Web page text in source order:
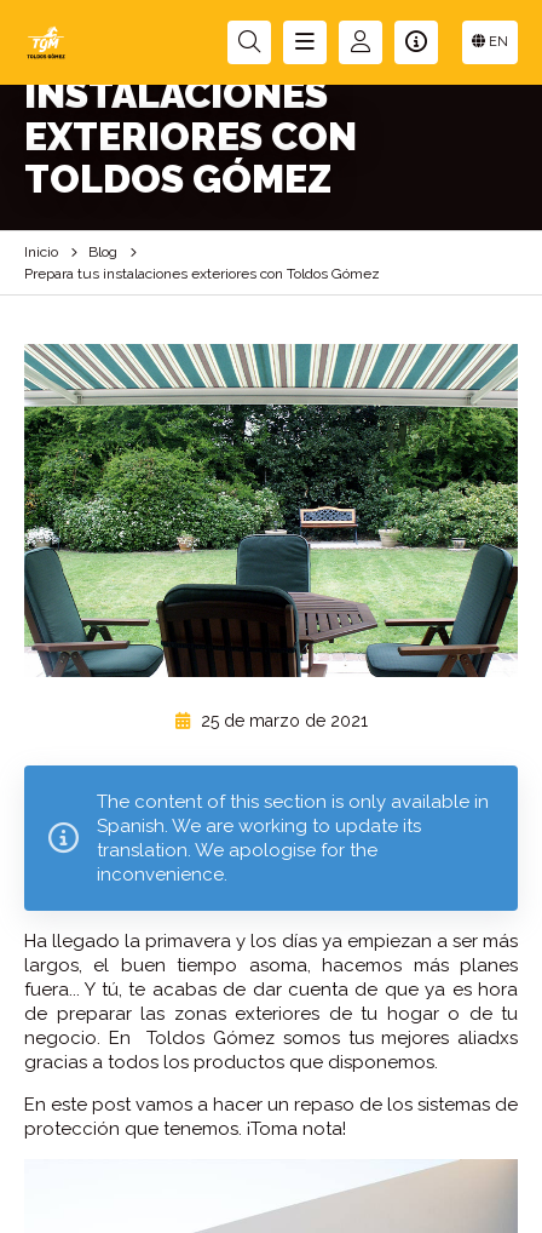
EN
PREPARA TUS
INSTALACIONES
EXTERIORES CON
TOLDOS GÓMEZ
Inicio
Blog
Prepara tus instalaciones exteriores con Toldos Gómez
25 de marzo de 2021
The content of this section is only available in
Spanish. We are working to update its
translation. We apologise for the
inconvenience.
Ha llegado la primavera y los días ya empiezan a ser más
largos, el buen tiempo asoma, hacemos más planes
fuera... Y tú, te acabas de dar cuenta de que ya es hora
de preparar las zonas exteriores de tu hogar o de tu
negocio. En Toldos Gómez somos tus mejores aliadxs
gracias a todos los productos que disponemos.
En este post vamos a hacer un repaso de los sistemas de
protección que tenemos. ¡Toma nota!